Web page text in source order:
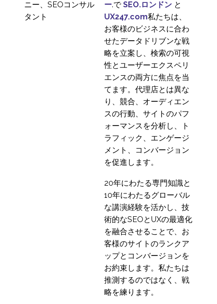
ー.でSEO.ロンドン と
UX247.com私たちは、
お客様のビジネスに合わ
せたデータドリブンな戦
略を立案し、検索の可視
性とユーザーエクスペリ
エンスの両方に焦点を当
てます。代理店とは異な
り、競合、オーディエン
スの行動、サイトのパフ
ォーマンスを分析し、ト
ラフィック、エンゲージ
メント、コンバージョン
を促進します。
20年にわたる専門知識と
10年にわたるグローバル
な講演経験を活かし、技
術的なSEOとUXの最適化
を融合させることで、お
客様のサイトのランクア
ップとコンバージョンを
お約束します。私たちは
推測するのではなく、戦
略を練ります。